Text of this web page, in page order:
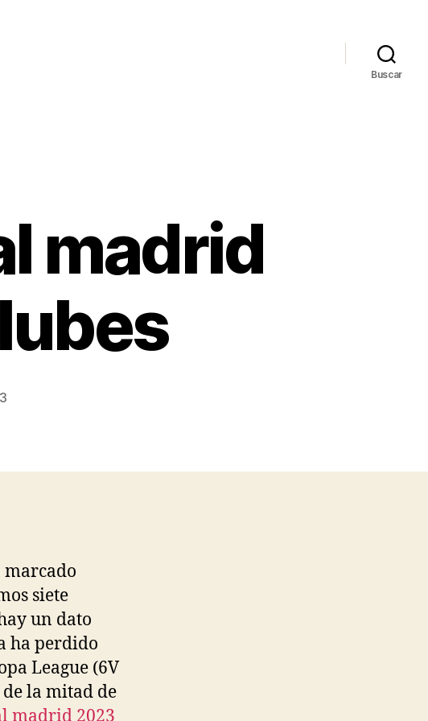
Buscar
madrid
marcado
siete
un dato
ha perdido
League (6V
la mitad de
madrid 2023